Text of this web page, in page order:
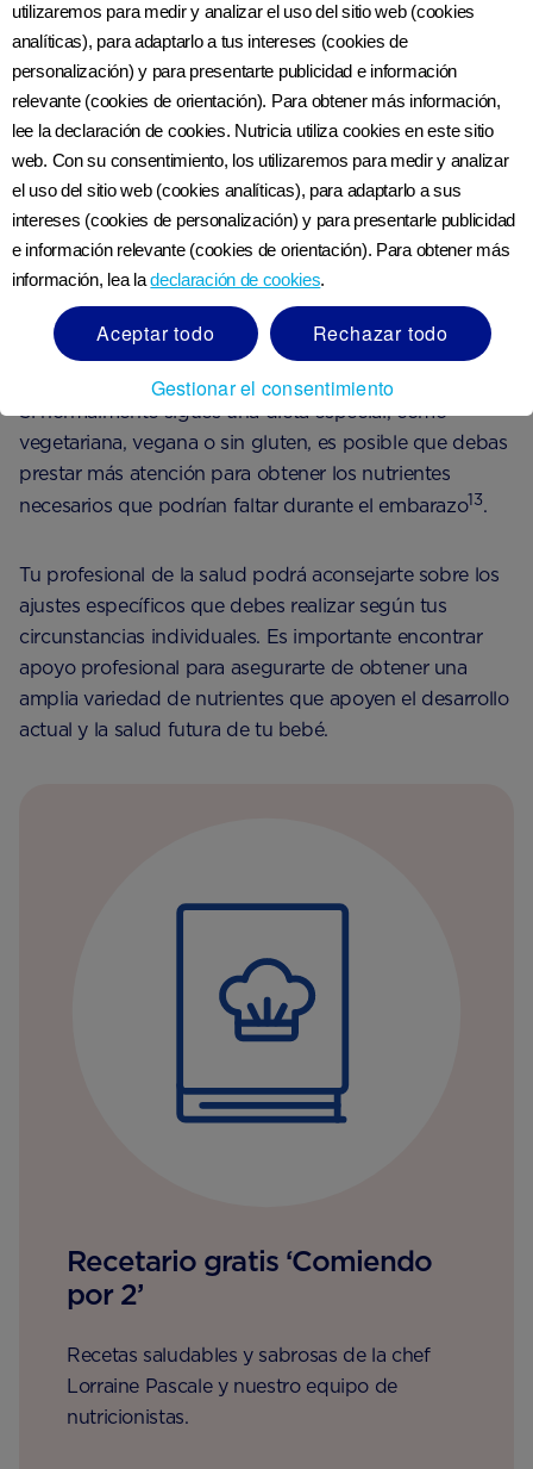
Comer más alimentos de los que necesitas durante el
embarazo puede provocar un aumento de peso
excesivo. A su vez, esto puede tener consecuencias
para el desarrollo de tu bebé y se ha relacionado con
complicaciones como un gran peso al nacer y un
mayor riesgo de parto por cesárea12.
¿Qué comer con una dieta
especializada o restringida
durante el embarazo?
Si normalmente sigues una dieta especial, como
vegetariana, vegana o sin gluten, es posible que debas
prestar más atención para obtener los nutrientes
necesarios que podrían faltar durante el embarazo13.
Tu profesional de la salud podrá aconsejarte sobre los
ajustes específicos que debes realizar según tus
circunstancias individuales. Es importante encontrar
apoyo profesional para asegurarte de obtener una
amplia variedad de nutrientes que apoyen el desarrollo
actual y la salud futura de tu bebé.
Recetario gratis ‘Comiendo
por 2’
Recetas saludables y sabrosas de la chef
Lorraine Pascale y nuestro equipo de
nutricionistas.
utilizaremos para medir y analizar el uso del sitio web (cookies
analíticas), para adaptarlo a tus intereses (cookies de
personalización) y para presentarte publicidad e información
relevante (cookies de orientación). Para obtener más información,
lee la declaración de cookies. Nutricia utiliza cookies en este sitio
web. Con su consentimiento, los utilizaremos para medir y analizar
el uso del sitio web (cookies analíticas), para adaptarlo a sus
intereses (cookies de personalización) y para presentarle publicidad
e información relevante (cookies de orientación). Para obtener más
información, lea ladeclaración de cookies.
Aceptar todo
Rechazar todo
Gestionar el consentimiento